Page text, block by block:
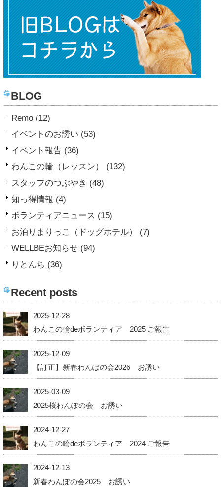
BLOG
Remo (12)
イベントのお誘い (53)
イベント報告 (36)
わんこの輪（レッスン） (132)
スタッフのつぶやき (48)
知っ得情報 (4)
ボランティアニュース (15)
お泊りまりっこ（ドッグホテル） (7)
WELLBEお知らせ (94)
りとんち (36)
Recent posts
2025-12-28
わんこの輪deボランティア 2025 ご報告
2025-12-09
【訂正】新春わんぽの会2026 お誘い
2025-03-09
2025桜わんぽの会 お誘い
2024-12-27
わんこの輪deボランティア 2024 ご報告
2024-12-13
新春わんぽの会2025 お誘い